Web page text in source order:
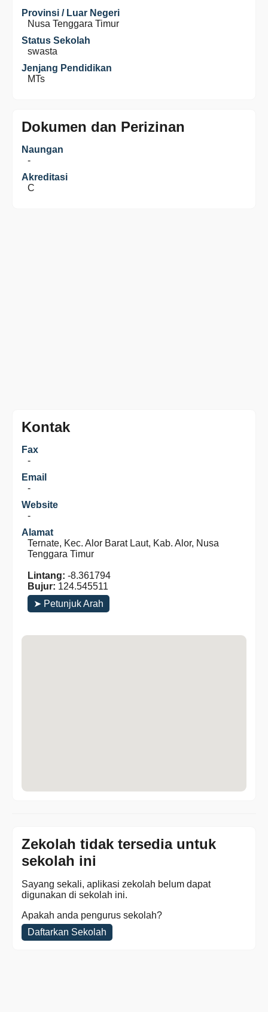
Provinsi / Luar Negeri
Nusa Tenggara Timur
Status Sekolah
swasta
Jenjang Pendidikan
MTs
Dokumen dan Perizinan
Naungan
-
Akreditasi
C
Kontak
Fax
-
Email
-
Website
-
Alamat
Ternate, Kec. Alor Barat Laut, Kab. Alor, Nusa
Tenggara Timur
Lintang: -8.361794
Bujur: 124.545511
➤ Petunjuk Arah
Zekolah tidak tersedia untuk
sekolah ini
Sayang sekali, aplikasi zekolah belum dapat
digunakan di sekolah ini.
Apakah anda pengurus sekolah?
Daftarkan Sekolah